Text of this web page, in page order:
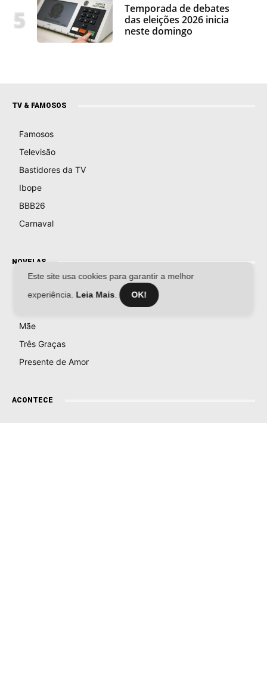
Este site usa cookies para garantir a melhor
experiência. Leia Mais . OK!
Temporada de debates
das eleições 2026 inicia
neste domingo
TV & FAMOSOS
Famosos
Televisão
Bastidores da TV
Ibope
BBB26
Carnaval
NOVELAS
Coração Acelerado
Mãe
Três Graças
Presente de Amor
ACONTECE